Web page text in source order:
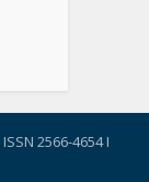
ISSN 2566-4654 I